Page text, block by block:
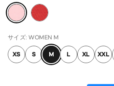
サイズ: WOMEN M
XS S M L XL XXL